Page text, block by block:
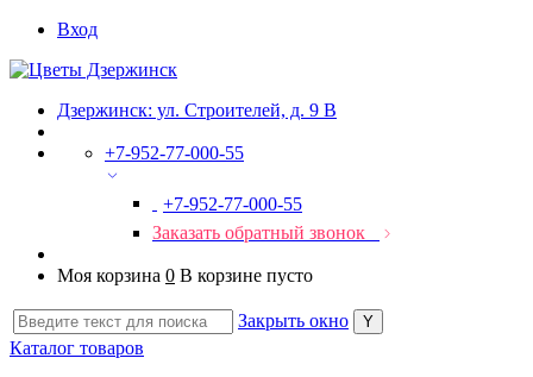
Вход
Дзержинск: ул. Строителей, д. 9 В
+7-952-77-000-55
+7-952-77-000-55
Заказать обратный звонок
Моя корзина 0 В корзине пусто
Закрыть окно
Каталог товаров